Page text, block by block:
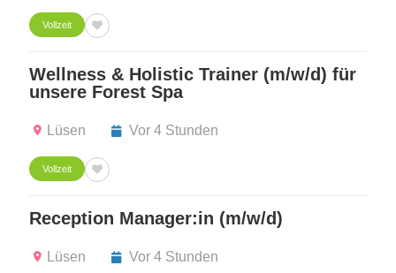
Vollzeit
Wellness & Holistic Trainer (m/w/d) für
unsere Forest Spa
Lüsen Vor 4 Stunden
Vollzeit
Reception Manager:in (m/w/d)
Lüsen Vor 4 Stunden